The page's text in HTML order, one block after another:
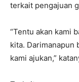
terkait pengajuan
“Tentu akan kami
kita. Darimanapun
kami ajukan,”